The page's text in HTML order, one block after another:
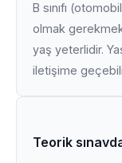
B sınıfı
olmak
yaş yeterlidir.
iletişime
Teorik